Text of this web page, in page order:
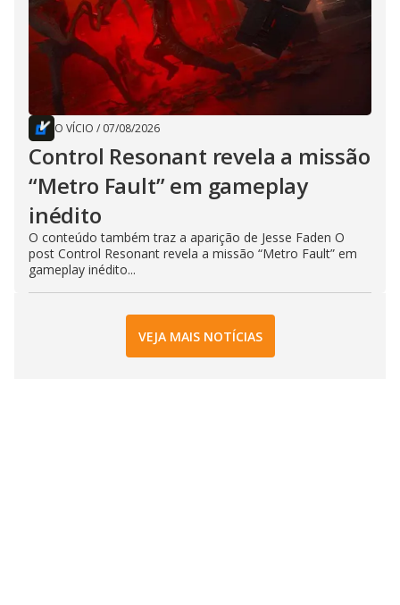
O VÍCIO / 07/08/2026
Control Resonant revela a missão
“Metro Fault” em gameplay
inédito
O conteúdo também traz a aparição de Jesse Faden O
post Control Resonant revela a missão “Metro Fault” em
gameplay inédito...
VEJA MAIS NOTÍCIAS